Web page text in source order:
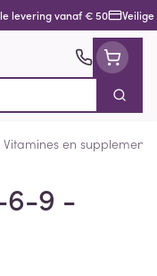
levering vanaf € 50
Zoek
Vitamines en
6-9 -